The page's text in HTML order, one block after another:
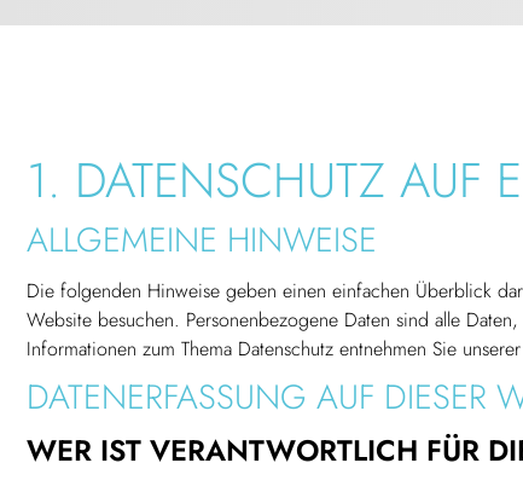
1. DATENSCHUTZ AUF
ALLGEMEINE HINWEISE
Die folgenden Hinweise geben einen einfachen Überblick
Website besuchen. Personenbezogene Daten sind alle
Informationen zum Thema Datenschutz entnehmen Sie
DATENERFASSUNG AUF DIESER
WER IST VERANTWORTLICH FÜR